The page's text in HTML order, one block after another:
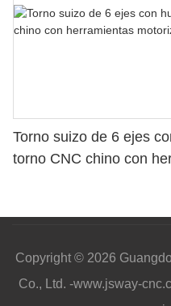
Torno suizo de 6 ejes
torno CNC chino con
Copyright © 2026
Co., Ltd. -www.jsway-